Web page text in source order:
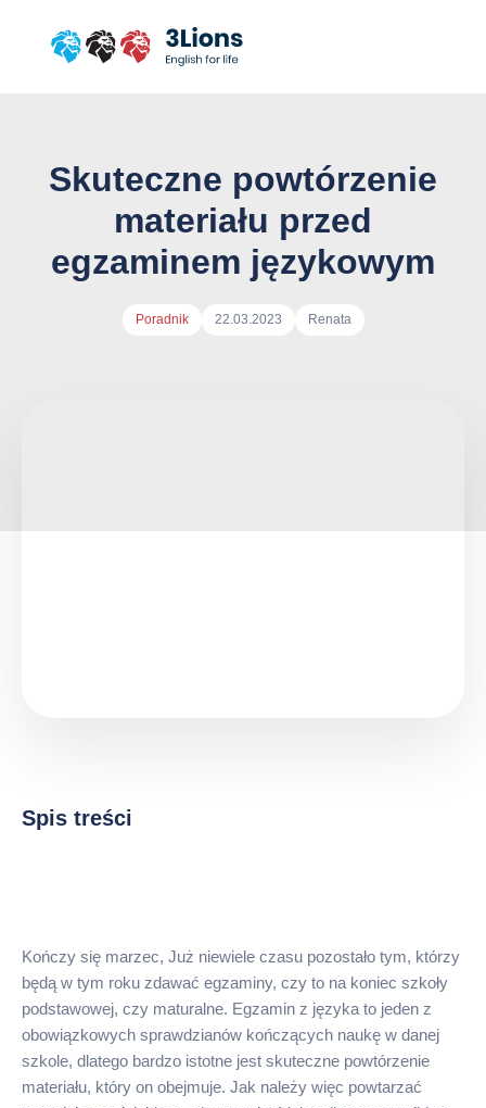
Skuteczne powtórzenie
materiału przed
egzaminem językowym
Poradnik 22.03.2023
Autor
Renata
Spis treści
Kończy się marzec, Już niewiele czasu pozostało tym, którzy
będą w tym roku zdawać egzaminy, czy to na koniec szkoły
podstawowej, czy maturalne. Egzamin z języka to jeden z
obowiązkowych sprawdzianów kończących naukę w danej
szkole, dlatego bardzo istotne jest skuteczne powtórzenie
materiału, który on obejmuje. Jak należy więc powtarzać